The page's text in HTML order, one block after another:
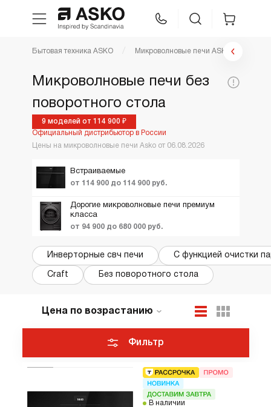
Техника для кухни
Уход за бельем
Asko Professional
Аксессуары
Шоу-рум
Бытовая техника ASKO Микроволновые печи ASKO
Микроволновые печи без
поворотного стола
9 моделей от 114 900 ₽
Официальный дистрибьютор в России
Цены на микроволновые печи Asko от 06.08.2026
Встраиваемые
от 114 900 до 114 900 руб.
Дорогие микроволновые печи премиум
класса
от 94 900 до 680 000 руб.
Инверторные свч печи С функцией очистки
Craft Без поворотного стола
Фильтр микроволновые печи
Цена по возрастанию
По популярности
Новинки
ТОП лучших
руб:
92900174899
Ещё фильтры Вид
Цена по возрастанию
По популярности
ТОП лучших
Акции и Скидки
Фильтр
В наличии